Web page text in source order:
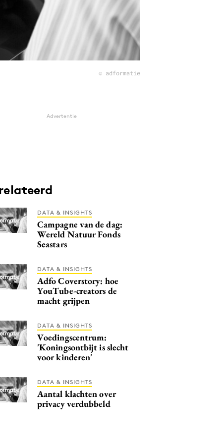
© adformatie
Advertentie
DATA & INSIGHTS
Campagne van de dag:
Wereld Natuur Fonds
Seastars
DATA & INSIGHTS
Adfo Coverstory: hoe
YouTube-creators de
macht grijpen
DATA & INSIGHTS
Voedingscentrum:
'Koningsontbijt is slecht
voor kinderen'
DATA & INSIGHTS
Aantal klachten over
privacy verdubbeld